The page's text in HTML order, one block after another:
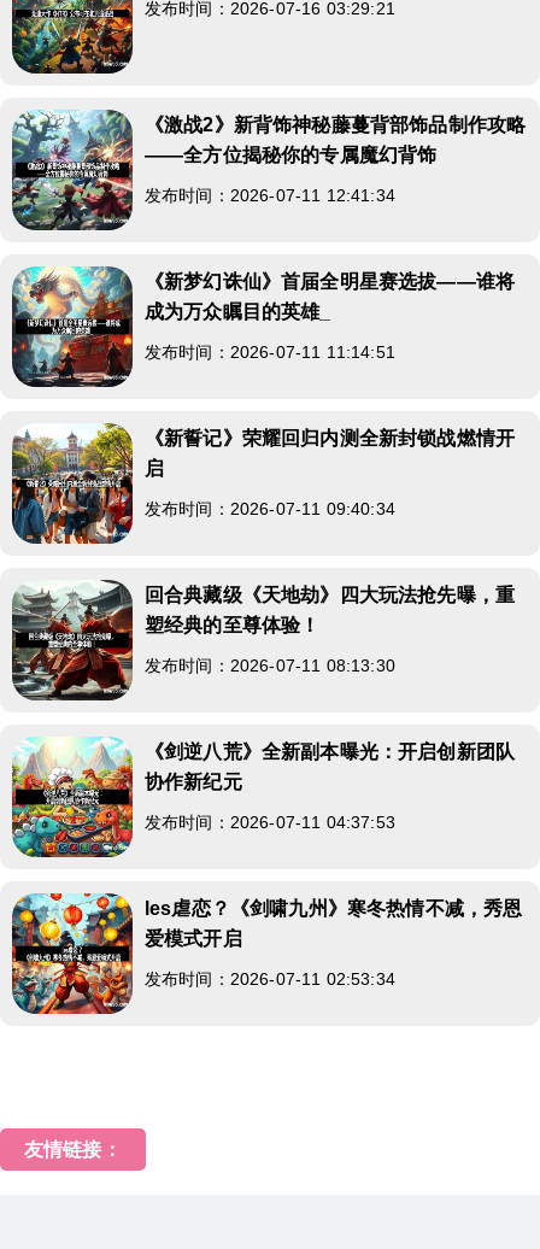
发布时间：2026-07-16 03:29:21
《激战2》新背饰神秘藤蔓背部饰品制作攻略
——全方位揭秘你的专属魔幻背饰
发布时间：2026-07-11 12:41:34
《新梦幻诛仙》首届全明星赛选拔——谁将
成为万众瞩目的英雄_
发布时间：2026-07-11 11:14:51
《新誓记》荣耀回归内测全新封锁战燃情开
启
发布时间：2026-07-11 09:40:34
回合典藏级《天地劫》四大玩法抢先曝，重
塑经典的至尊体验！
发布时间：2026-07-11 08:13:30
《剑逆八荒》全新副本曝光：开启创新团队
协作新纪元
发布时间：2026-07-11 04:37:53
les虐恋？《剑啸九州》寒冬热情不减，秀恩
爱模式开启
发布时间：2026-07-11 02:53:34
友情链接：